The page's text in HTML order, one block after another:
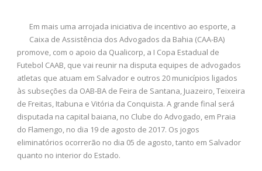
Em mais uma arrojada iniciativa de incentivo ao esporte, a
Caixa de Assistência dos Advogados da Bahia (CAA-BA)
promove, com o apoio da Qualicorp, a I Copa Estadual de
Futebol CAAB, que vai reunir na disputa equipes de advogados
atletas que atuam em Salvador e outros 20 municípios ligados
às subseções da OAB-BA de Feira de Santana, Juazeiro, Teixeira
de Freitas, Itabuna e Vitória da Conquista. A grande final será
disputada na capital baiana, no Clube do Advogado, em Praia
do Flamengo, no dia 19 de agosto de 2017. Os jogos
eliminatórios ocorrerão no dia 05 de agosto, tanto em Salvador
quanto no interior do Estado.